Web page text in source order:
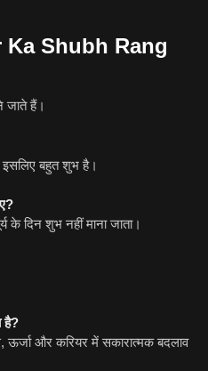
Ka Shubh Rang
जाते हैं।
इसलिए बहुत शुभ है।
के दिन शुभ नहीं माना जाता।
है?
ऊर्जा और करियर में सकारात्मक बदलाव